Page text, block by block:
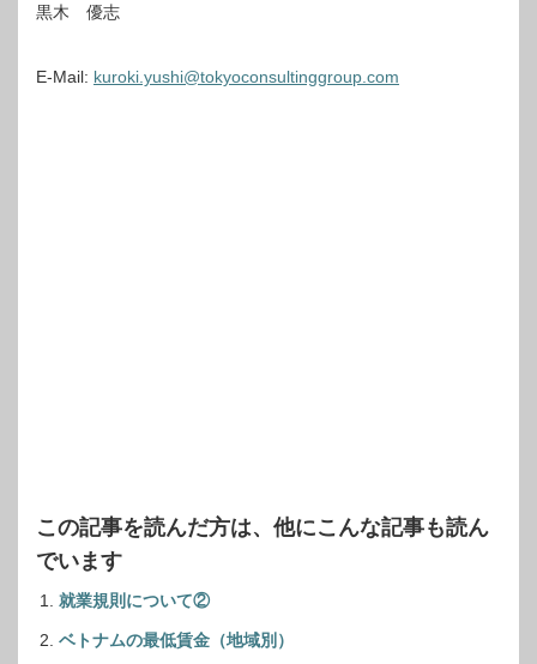
黒木 優志
E-Mail: kuroki.yushi@tokyoconsultinggroup.com
この記事を読んだ方は、他にこんな記事も読ん
でいます
就業規則について②
ベトナムの最低賃金（地域別）